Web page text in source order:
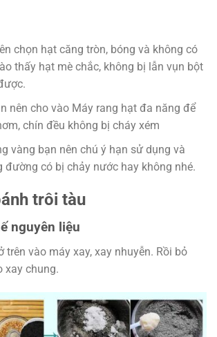
chọn hạt căng tròn, bóng và không có
thấy hạt mè chắc, không bị lẫn vụn bột
nên cho vào Máy rang hạt đa năng để
chín đều không bị cháy xém
vàng bạn nên chú ý hạn sử dụng và
đường có bị chảy nước hay không nhé.
trôi tàu
nguyên liệu
trên vào máy xay, xay nhuyễn. Rồi bỏ
xay chung.